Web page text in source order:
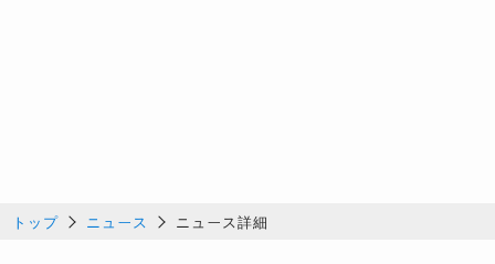
トップ ニュース ニュース詳細